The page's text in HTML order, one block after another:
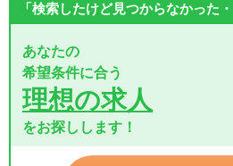
「検索したけど見つからなかった・
あなたの
希望条件に合う
理想の求人
をお探しします！